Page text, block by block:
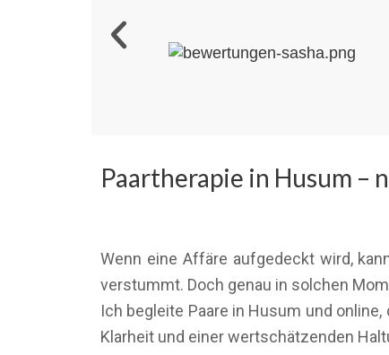
Paartherapie in Husum –
Wenn eine Affäre aufgedeckt wird,
verstummt. Doch genau in solchen
Ich begleite Paare in Husum und
Klarheit und einer wertschätzenden